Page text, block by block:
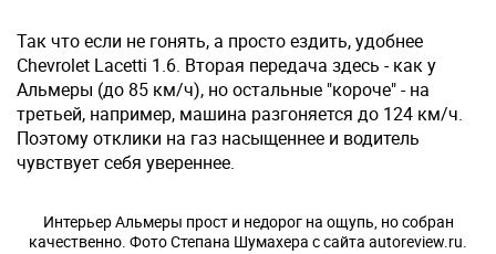
Так что если не гонять, а просто ездить, удобнее
Chevrolet Lacetti 1.6. Вторая передача здесь - как у
Альмеры (до 85 км/ч), но остальные "короче" - на
третьей, например, машина разгоняется до 124 км/ч.
Поэтому отклики на газ насыщеннее и водитель
чувствует себя увереннее.
Интерьер Альмеры прост и недорог на ощупь, но собран
качественно. Фото Степана Шумахера с сайта autoreview.ru.